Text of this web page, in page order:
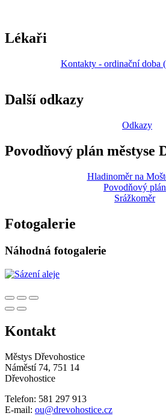
Lékaři
Kontakty - ordinační doba
Další odkazy
Odkazy
Povodňový plán městyse
Hladinoměr na
Povodňový plán
Srážkoměr
Fotogalerie
Náhodná fotogalerie
Kontakt
Městys Dřevohostice
Náměstí 74, 751 14
Dřevohostice
Telefon: 581 297 913
E-mail: ou@drevohostice.cz